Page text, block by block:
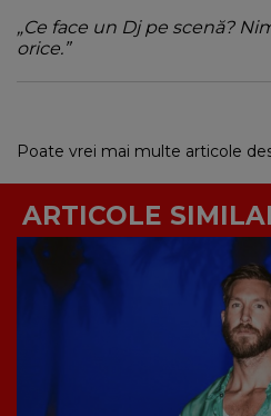
„Ce face un Dj pe scenă?
orice.”
Poate vrei mai multe articole
ARTICOLE